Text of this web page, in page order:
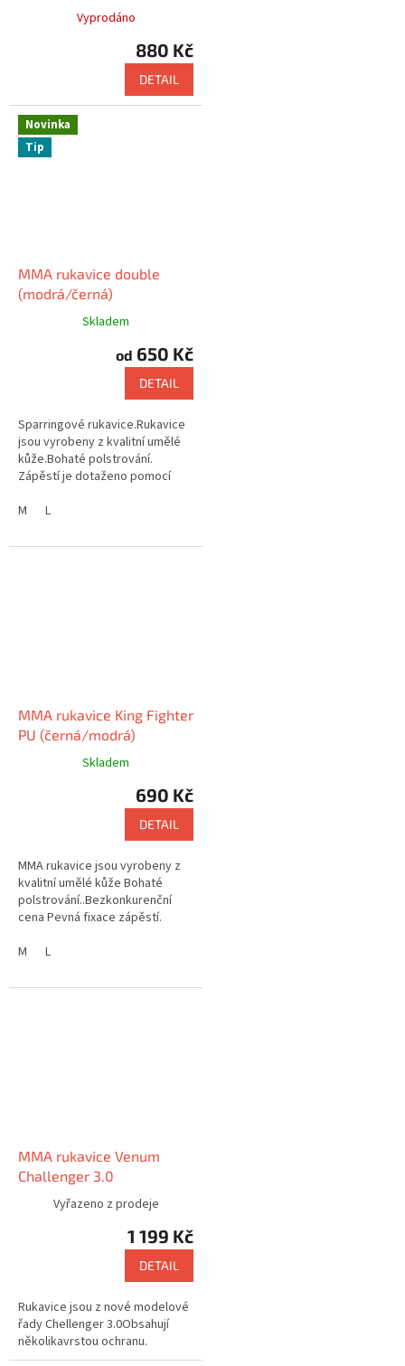
Vyprodáno
880 Kč
DETAIL
Novinka
Tip
MMA rukavice double
(modrá/černá)
Skladem
od 650 Kč
DETAIL
Sparringové rukavice.Rukavice
jsou vyrobeny z kvalitní umělé
kůže.Bohaté polstrování.
Zápěstí je dotaženo pomocí
vybaven suchým zipem.
M L
MMA rukavice King Fighter
PU (černá/modrá)
Skladem
690 Kč
DETAIL
MMA rukavice jsou vyrobeny z
kvalitní umělé kůže Bohaté
polstrování..Bezkonkurenční
cena Pevná fixace zápěstí.
M
L
MMA rukavice Venum
Challenger 3.0
Vyřazeno z prodeje
1 199 Kč
DETAIL
Rukavice jsou z nové modelové
řady Chellenger 3.0Obsahují
několikavrstou ochranu.